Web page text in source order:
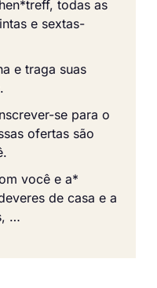
todas as
e sextas-
e traga suas
se para o
ofertas são
você e a*
de casa e a
…